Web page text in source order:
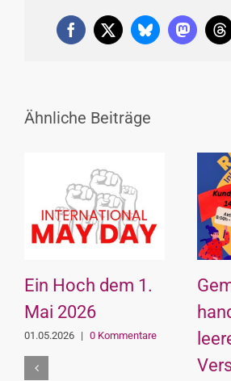
Facebook
X Bluesky
Ähnliche Beiträge
Ein Hoch dem 1.
Mai 2026
01.05.2026 | 0 Kommentare